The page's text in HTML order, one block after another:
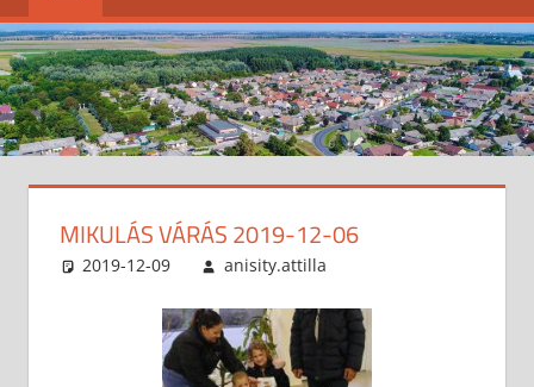
MIKULÁS VÁRÁS 2019-12-06
2019-12-09 anisity.attilla